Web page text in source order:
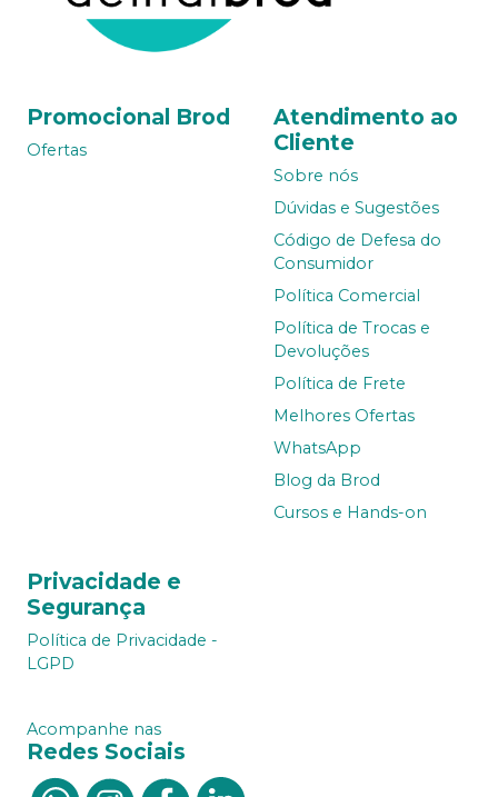
Promocional Brod
Ofertas
Atendimento ao
Cliente
Sobre nós
Dúvidas e Sugestões
Código de Defesa do
Consumidor
Política Comercial
Política de Trocas e
Devoluções
Política de Frete
Melhores Ofertas
WhatsApp
Blog da Brod
Cursos e Hands-on
Privacidade e
Segurança
Política de Privacidade -
LGPD
Acompanhe nas
Redes Sociais